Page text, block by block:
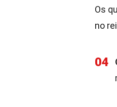
Os
no
04